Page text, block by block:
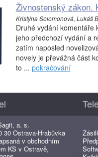
Živnostenský zákon.
Kristýna Solomonová, Lukáš
Druhé vydání komentáře
jeho předchozí vydání a
zatím naposled
novely je převážná část
to ... pokračování
a. s.
30 Ostrava-Hrabůvka
v obchodním
KS v Ostravě,